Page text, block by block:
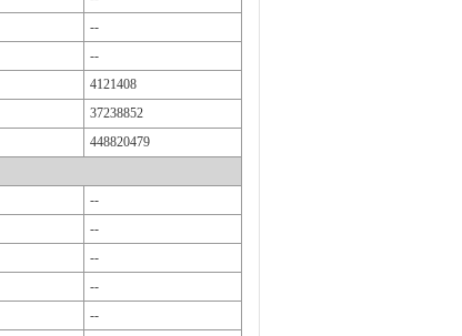
--
--
4121408
37238852
448820479
--
--
--
--
--